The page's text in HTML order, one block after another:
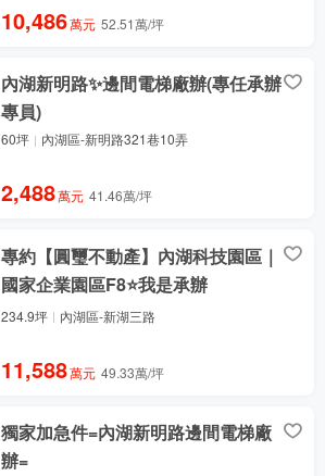
10,486萬元 52.51萬/坪
內湖新明路✨邊間電梯廠辦(專任承辦
專員)
60坪 內湖區-新明路321巷10弄
2,488萬元 41.46萬/坪
專約【圓璽不動產】內湖科技園區｜
國家企業園區F8⭐我是承辦
234.9坪 內湖區-新湖三路
11,588萬元 49.33萬/坪
獨家加急件=內湖新明路邊間電梯廠
辦=